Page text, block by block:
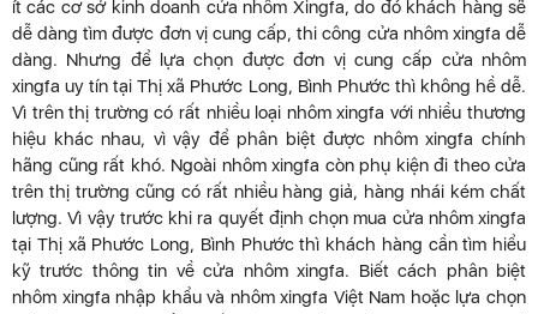
ít các cơ sở kinh doanh cửa nhôm Xingfa, do đó khách hàng sẽ
dễ dàng tìm được đơn vị cung cấp, thi công cửa nhôm xingfa dễ
dàng. Nhưng để lựa chọn được đơn vị cung cấp cửa nhôm
xingfa uy tín tại Thị xã Phước Long, Bình Phước thì không hề dễ.
Vì trên thị trường có rất nhiều loại nhôm xingfa với nhiều thương
hiệu khác nhau, vì vậy để phân biệt được nhôm xingfa chính
hãng cũng rất khó. Ngoài nhôm xingfa còn phụ kiện đi theo cửa
trên thị trường cũng có rất nhiều hàng giả, hàng nhái kém chất
lượng. Vì vậy trước khi ra quyết định chọn mua cửa nhôm xingfa
tại Thị xã Phước Long, Bình Phước thì khách hàng cần tìm hiểu
kỹ trước thông tin về cửa nhôm xingfa. Biết cách phân biệt
nhôm xingfa nhập khẩu và nhôm xingfa Việt Nam hoặc lựa chọn